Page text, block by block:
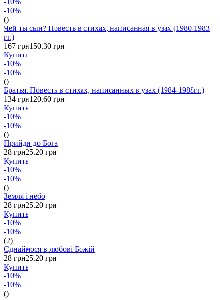
-10%
-10%
()
Чей ты сын? Повесть в стихах, написанная в узах (1980-1983
гг.)
167 грн150.30 грн
Купить
-10%
-10%
()
Братья. Повесть в стихах, написанных в узах (1984-1988гг.)
134 грн120.60 грн
Купить
-10%
-10%
()
Прийди до Бога
28 грн25.20 грн
Купить
-10%
-10%
()
Земля і небо
28 грн25.20 грн
Купить
-10%
-10%
(2)
Єднаймося в любові Божій
28 грн25.20 грн
Купить
-10%
-10%
()